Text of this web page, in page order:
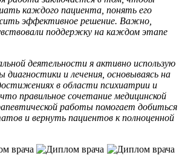
каждого пациента, понять его
эффективное решение. Важно,
поддержку на каждом этапе
деятельности я активно использую
и лечения, основываясь на
в области психиатрии и
правильное сочетание медицинской
работы помогает добиться
и вернуть пациентов к полноценной